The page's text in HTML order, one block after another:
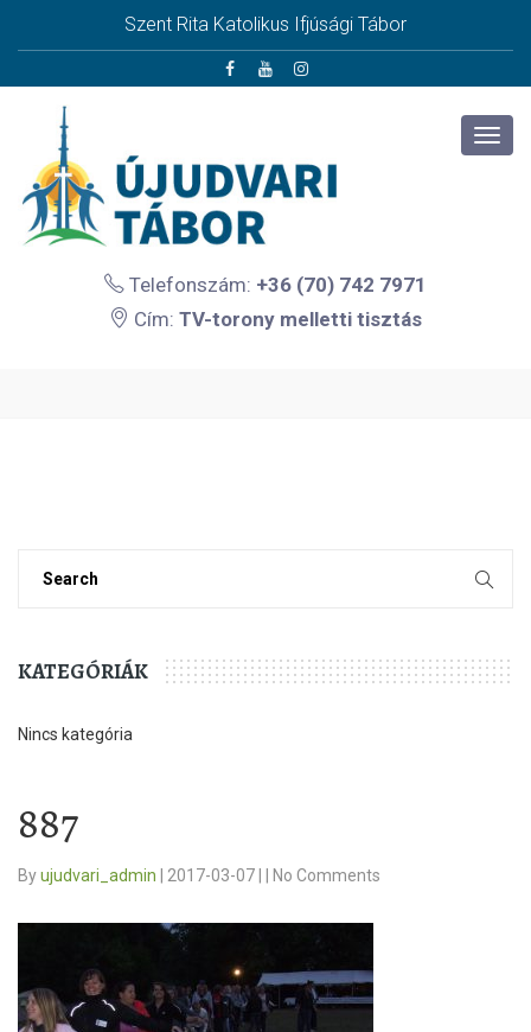
Szent Rita Katolikus Ifjúsági Tábor
Telefonszám: +36 (70) 742 7971
Cím: TV-torony melletti tisztás
KATEGÓRIÁK
Nincs kategória
887
Byujudvari_admin 2017-03-07 No Comments